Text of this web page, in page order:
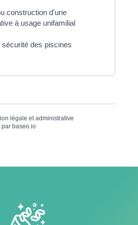
construction d'une
à usage unifamilial
sécurité des piscines
légale et administrative
par baseo.io